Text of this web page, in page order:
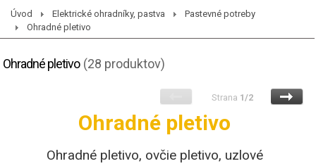
Úvod Elektrické ohradníky, pastva
Pastevné potreby
Ohradné pletivo
Ohradné pletivo (28 produktov)
Strana 1/2
Ohradné pletivo
Ohradné pletivo, ovčie pletivo, uzlové